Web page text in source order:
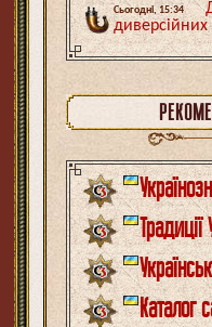
Сьогодні, 15:34
диверсійних
Традиції
Каталог